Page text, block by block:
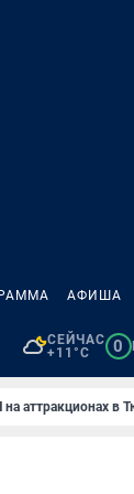
АФИША
СЕЙЧАС
+11°C
0
на аттракционах в